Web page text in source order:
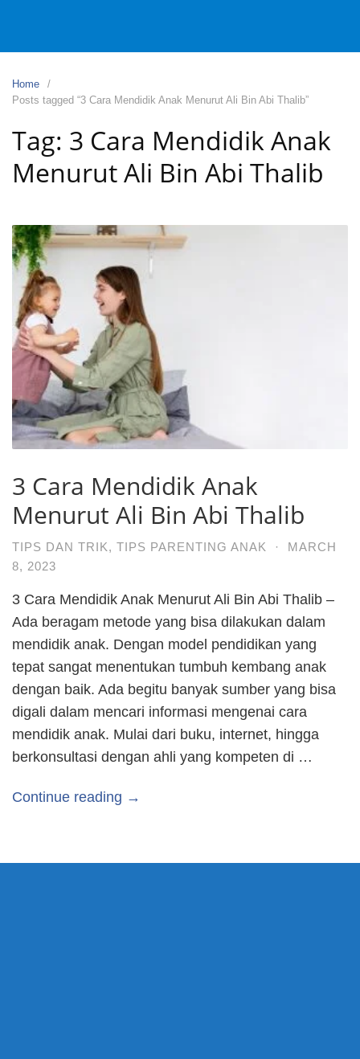
Home
Posts tagged “3 Cara Mendidik Anak Menurut Ali Bin Abi Thalib”
Tag: 3 Cara Mendidik Anak
Menurut Ali Bin Abi Thalib
3 Cara Mendidik Anak
Menurut Ali Bin Abi Thalib
TIPS DAN TRIK, TIPS PARENTING ANAK ·
MARCH
8, 2023
3 Cara Mendidik Anak Menurut Ali Bin Abi Thalib –
Ada beragam metode yang bisa dilakukan dalam
mendidik anak. Dengan model pendidikan yang
tepat sangat menentukan tumbuh kembang anak
dengan baik. Ada begitu banyak sumber yang bisa
digali dalam mencari informasi mengenai cara
mendidik anak. Mulai dari buku, internet, hingga
berkonsultasi dengan ahli yang kompeten di …
Continue reading →